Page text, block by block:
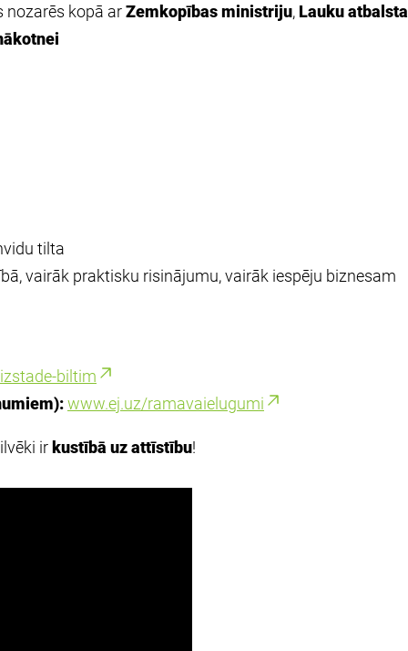
nozarēs kopā arZemkopības ministriju, Lauku atbalsta
tilta
vairāk praktisku risinājumu, vairāk iespēju biznesam
biltim
www.ej.uz/ramavaielugumi
ir kustībā uz attīstību!